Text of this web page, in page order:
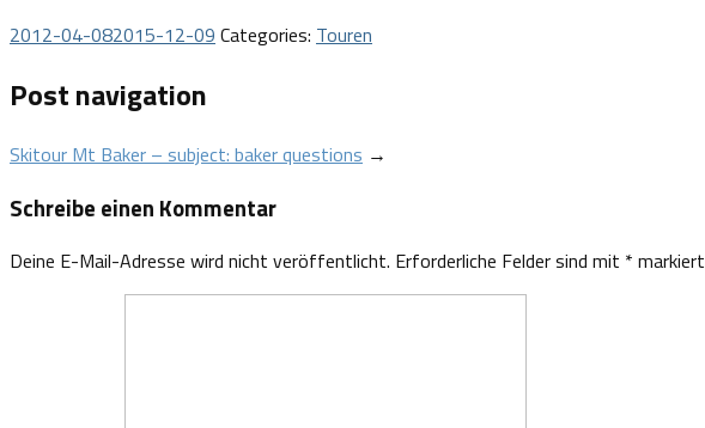
2012-04-082015-12-09 Categories: Touren
Post navigation
Skitour Mt Baker – subject: baker questions →
Schreibe einen Kommentar
Deine E-Mail-Adresse wird nicht veröffentlicht. Erforderliche Felder sind mit * markiert